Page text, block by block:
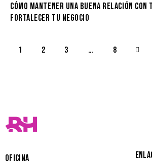
CÓMO MANTENER UNA BUENA RELACIÓN CON
FORTALECER TU NEGOCIO
1 2 3 … 8
OFICINA